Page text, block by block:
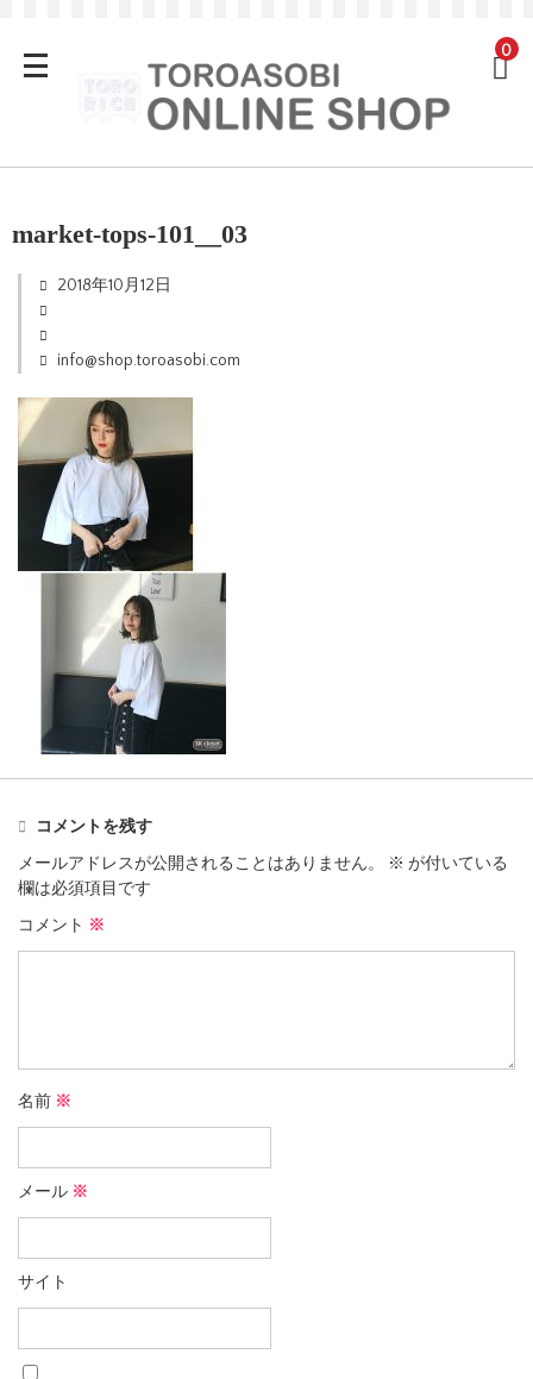
0
market-tops-101__03
2018年10月12日
info@shop.toroasobi.com
コメントを残す
メールアドレスが公開されることはありません。
※ が付いている
欄は必須項目です
コメント ※
名前 ※
メール ※
サイト